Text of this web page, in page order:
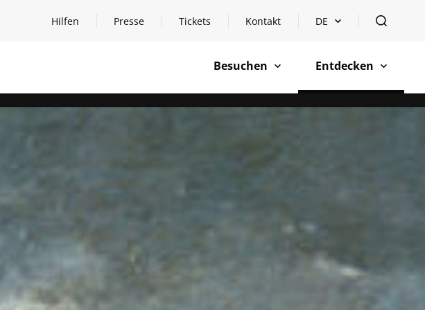
Hilfen
Hilfen öffnen Presse Tickets Kontakt Sprachauswahl öffnen
DE öffnen
Besuchen
öffnen Entdecken
öffnen